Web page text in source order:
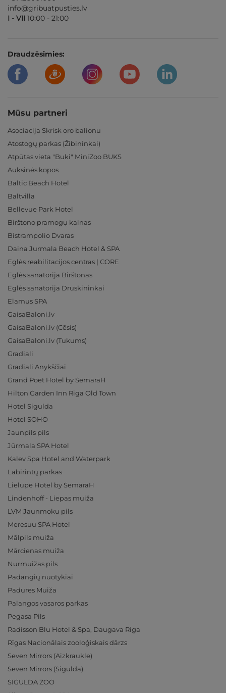
info@gribuatpusties.lv
I - VII 10:00 - 21:00
Draudzēsimies:
Mūsu partneri
Asociacija Skrisk oro balionu
Atostogų parkas (Žibininkai)
Atpūtas vieta "Buki" MiniZoo BUKS
Auksinės kopos
Baltic Beach Hotel
Baltvilla
Bellevue Park Hotel
Birštono pramogų kalnas
Bistrampolio Dvaras
Daina Jurmala Beach Hotel & SPA
Eglės reabilitacijos centras | CORE
Eglės sanatorija Birštonas
Eglės sanatorija Druskininkai
Elamus SPA
GaisaBaloni.lv
GaisaBaloni.lv (Cēsis)
GaisaBaloni.lv (Tukums)
Gradiali
Gradiali Anykščiai
Grand Poet Hotel by SemaraH
Hilton Garden Inn Riga Old Town
Hotel Sigulda
Hotel SOHO
Jaunpils pils
Jūrmala SPA Hotel
Kalev Spa Hotel and Waterpark
Labirintų parkas
Lielupe Hotel by SemaraH
Lindenhoff - Liepas muiža
LVM Jaunmoku pils
Meresuu SPA Hotel
Mālpils muiža
Mārcienas muiža
Nurmuižas pils
Padangių nuotykiai
Padures Muiža
Palangos vasaros parkas
Pegasa Pils
Radisson Blu Hotel & Spa, Daugava Riga
Rīgas Nacionālais zooloģiskais dārzs
Seven Mirrors (Aizkraukle)
Seven Mirrors (Sigulda)
SIGULDA ZOO